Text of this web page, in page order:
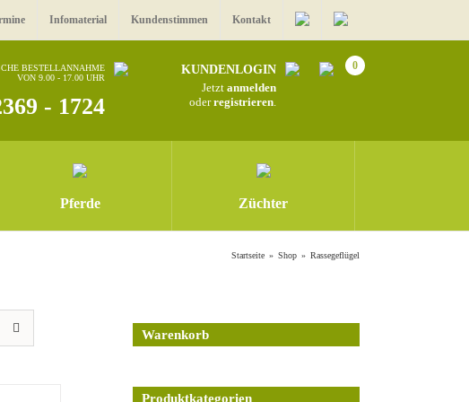
Infomaterial Kundenstimmen Kontakt
BESTELLANNAHME
VON 9.00 - 17.00 UHR
- 1724
KUNDENLOGIN
Jetzt anmelden
oderregistrieren.
0
Pferde Züchter
Startseite Shop Rassegeflügel
Warenkorb
Produktkategorien